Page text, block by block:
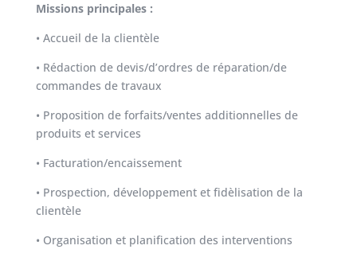
Missions principales :
• Accueil de la clientèle
• Rédaction de devis/d’ordres de réparation/de
commandes de travaux
• Proposition de forfaits/ventes additionnelles de
produits et services
• Facturation/encaissement
• Prospection, développement et fidèlisation de la
clientèle
• Organisation et planification des interventions